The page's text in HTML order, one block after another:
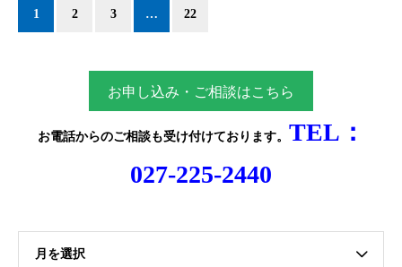
1 2 3 … 22
お申し込み・ご相談はこちら
お電話からのご相談も受け付けております。 TEL：
027-225-2440
月を選択